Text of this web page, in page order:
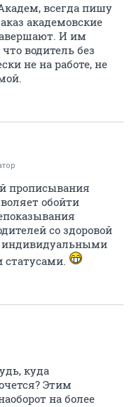
всегда пишу
академовские
И им
водитель без
не на работе, не
прописывания
обойти
со здоровой
индивидуальными
куда
Этим
на более